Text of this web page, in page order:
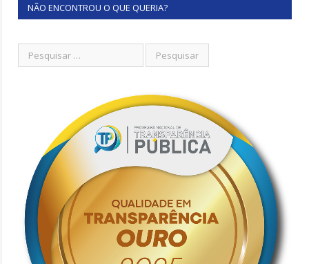
NÃO ENCONTROU O QUE QUERIA?